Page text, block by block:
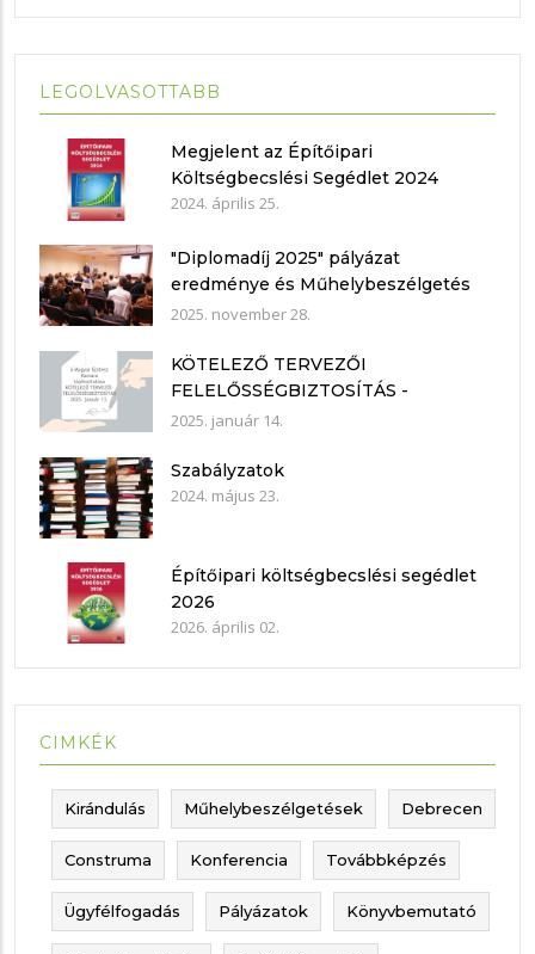
LEGOLVASOTTABB
Megjelent az Építőipari
Költségbecslési Segédlet 2024
2024. április 25.
"Diplomadíj 2025" pályázat
eredménye és Műhelybeszélgetés
2025.11.21.
2025. november 28.
KÖTELEZŐ TERVEZŐI
FELELŐSSÉGBIZTOSÍTÁS -
nyilatkozat mintákkal
2025. január 14.
Szabályzatok
2024. május 23.
Építőipari költségbecslési segédlet
2026
2026. április 02.
CIMKÉK
Kirándulás Műhelybeszélgetések Debrecen
Construma Konferencia Továbbképzés
Ügyfélfogadás Pályázatok Könyvbemutató